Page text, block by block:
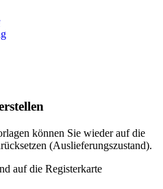
können Sie wieder auf die
(Auslieferungszustand).
auf die Registerkarte